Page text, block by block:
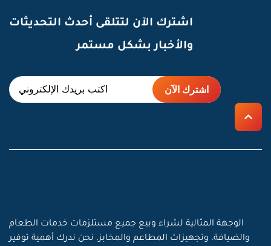
اشترك الآن لتتلقى أحدث التحديثات
والأخبار بشكل مستمر
الوجهة المثالية لشراء وبيع جميع مستلزمات خدمات الطعام
والضيافة، وتجهيزات المطاعم والمخابز. نحن ندرك أهمية توفير